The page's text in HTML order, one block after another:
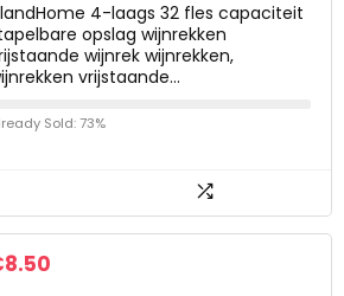
4-laags 32 fles capaciteit
opslag wijnrekken
wijnrek wijnrekken,
vrijstaande…
Sold: 73%
8.50